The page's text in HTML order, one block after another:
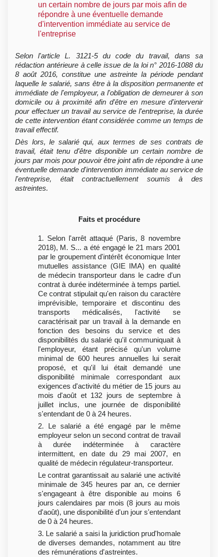
un certain nombre de jours par mois afin de
répondre à une éventuelle demande
d'intervention immédiate au service de
l'entreprise
Selon l'article L. 3121-5 du code du travail, dans sa
rédaction antérieure à celle issue de la loi n° 2016-1088 du
8 août 2016, constitue une astreinte la période pendant
laquelle le salarié, sans être à la disposition permanente et
immédiate de l'employeur, a l'obligation de demeurer à son
domicile ou à proximité afin d'être en mesure d'intervenir
pour effectuer un travail au service de l'entreprise, la durée
de cette intervention étant considérée comme un temps de
travail effectif.
Dès lors, le salarié qui, aux termes de ses contrats de
travail, était tenu d'être disponible un certain nombre de
jours par mois pour pouvoir être joint afin de répondre à une
éventuelle demande d'intervention immédiate au service de
l'entreprise, était contractuellement soumis à des
astreintes.
Faits et procédure
1. Selon l'arrêt attaqué (Paris, 8 novembre
2018), M. S... a été engagé le 21 mars 2001
par le groupement d'intérêt économique Inter
mutuelles assistance (GIE IMA) en qualité
de médecin transporteur dans le cadre d'un
contrat à durée indéterminée à temps partiel.
Ce contrat stipulait qu'en raison du caractère
imprévisible, temporaire et discontinu des
transports médicalisés, l'activité se
caractérisait par un travail à la demande en
fonction des besoins du service et des
disponibilités du salarié qu'il communiquait à
l'employeur, étant précisé qu'un volume
minimal de 600 heures annuelles lui serait
proposé, et qu'il lui était demandé une
disponibilité minimale correspondant aux
exigences d'activité du métier de 15 jours au
mois d'août et 132 jours de septembre à
juillet inclus, une journée de disponibilité
s'entendant de 0 à 24 heures.
2. Le salarié a été engagé par le même
employeur selon un second contrat de travail
à durée indéterminée à caractère
intermittent, en date du 29 mai 2007, en
qualité de médecin régulateur-transporteur.
Le contrat garantissait au salarié une activité
minimale de 345 heures par an, ce dernier
s'engageant à être disponible au moins 6
jours calendaires par mois (8 jours au mois
d'août), une disponibilité d'un jour s'entendant
de 0 à 24 heures.
3. Le salarié a saisi la juridiction prud'homale
de diverses demandes, notamment au titre
des rémunérations d'astreintes.